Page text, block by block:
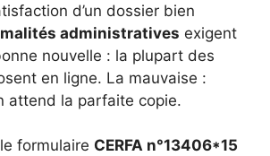
d’un dossier bien
administratives exigent
nouvelle : la plupart des
en ligne. La mauvaise :
attend la parfaite copie.
formulaire CERFA n°13406*15